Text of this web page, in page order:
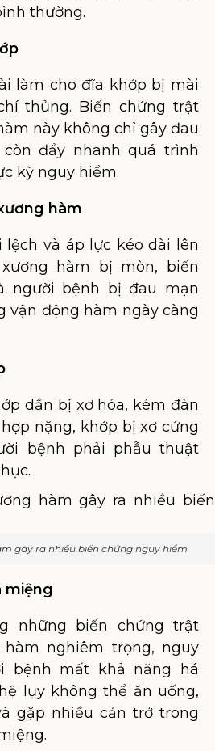
thường.
làm cho đĩa khớp bị mài
thủng. Biến chứng trật
này không chỉ gây đau
đẩy nhanh quá trình
kỳ nguy hiểm.
hàm
lệch và áp lực kéo dài lên
hàm bị mòn, biến
người bệnh bị đau mạn
vận động hàm ngày càng
dần bị xơ hóa, kém đàn
nặng, khớp bị xơ cứng
bệnh phải phẫu thuật
gây ra nhiều biến chứng nguy hiểm
miệng
những biến chứng trật
nghiêm trọng, nguy
bệnh mất khả năng há
lụy không thể ăn uống,
gặp nhiều cản trở trong